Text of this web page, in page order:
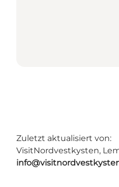
Zuletzt aktualisiert von:
VisitNordvestkysten,